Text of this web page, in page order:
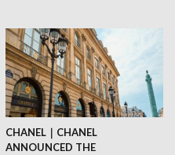
CHANEL｜CHANEL
ANNOUNCED THE